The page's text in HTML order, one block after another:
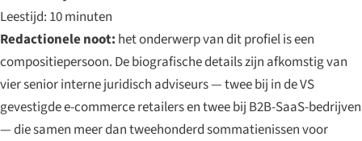
Leestijd: 10 minuten
Redactionele noot: het onderwerp van dit profiel is een
compositiepersoon. De biografische details zijn afkomstig van
vier senior interne juridisch adviseurs — twee bij in de VS
gevestigde e-commerce retailers en twee bij B2B-SaaS-bedrijven
— die samen meer dan tweehonderd sommatienissen voor